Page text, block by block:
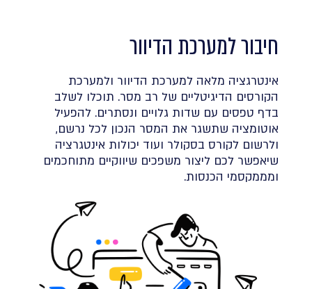
חיבור למערכת הדיוור
אינטרגציה מלאה למערכת הדיוור ולמערכת
הקורסים הדיגיטליים של רב מסר. תוכלו לשלב
בדף טפסים עם שדות גלויים ונסתרים. להפעיל
אוטומציה שתשגר את המסר הנכון לכל נרשם,
ולרשום לקורס בסקולר ועוד יכולות אינטגרציה
שיאפשר לכם ליצור משפכים שיווקיים מתוחכמים
ומממקסמי הכנסות.